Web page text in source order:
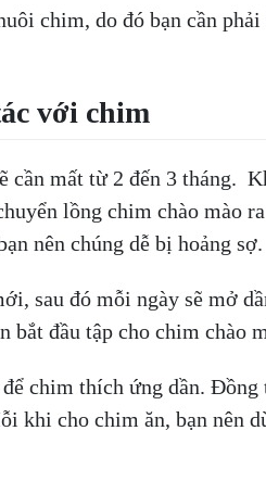
chim, do đó bạn cần
với chim
mất từ 2 đến 3 tháng.
lồng chim chào mào
nên chúng dễ bị hoảng sợ.
sau đó mỗi ngày sẽ mở
đầu tập cho chim chào
chim thích ứng dần.
cho chim ăn, bạn nên